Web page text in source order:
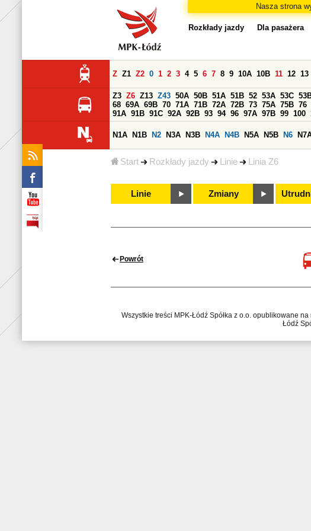
Nasza strona
Start Rozkłady jazdy Linie Linia Z6
Rozkłady jazdy Dla pasażera
Z Z1 Z2 0 1 2 3 4 5 6 7 8 9 10A 10B 11 12 13
Z3 Z6 Z13 Z43 50A 50B 51A 51B 52 53A 53C
68 69A 69B 70 71A 71B 72A 72B 73 75A 75B 76
91A 91B 91C 92A 92B 93 94 96 97A 97B 99 100
N1A N1B N2 N3A N3B N4A N4B N5A N5B N6
Linie Zmiany
Powrót
Wszystkie treści MPK-Łódź Spółka z o.o. opublikowane
Łódź